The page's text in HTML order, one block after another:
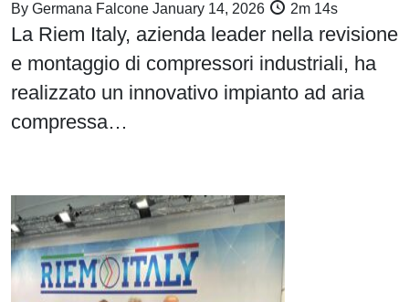
By Germana Falcone January 14, 2026 2m 14s
La Riem Italy, azienda leader nella revisione
e montaggio di compressori industriali, ha
realizzato un innovativo impianto ad aria
compressa…